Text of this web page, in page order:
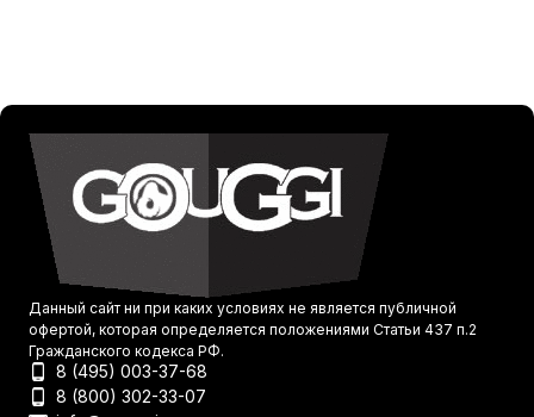
Данный сайт ни при каких условиях не является публичной
офертой, которая определяется положениями Статьи 437 п.2
Гражданского кодекса РФ.
8 (495) 003-37-68
8 (800) 302-33-07